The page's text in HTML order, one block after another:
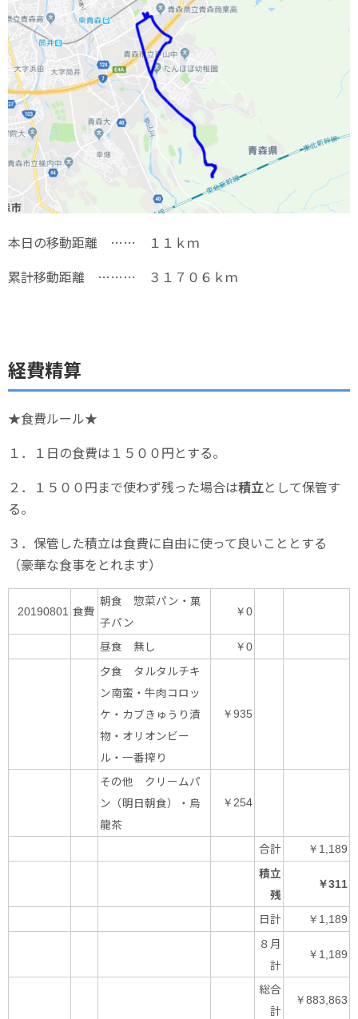
本日の移動距離 …… １１ｋｍ
累計移動距離 ……… ３１７０６ｋｍ
経費精算
★食費ルール★
１．１日の食費は１５００円とする。
２．１５００円まで使わず残った場合は積立として保管す
る。
３．保管した積立は食費に自由に使って良いこととする
（豪華な食事をとれます）
20190801 食費
朝食 惣菜パン・菓
子パン
￥0
昼食 無し ￥0
夕食 タルタルチキ
ン南蛮・牛肉コロッ
ケ・カブきゅうり漬
物・オリオンビー
ル・一番搾り
￥935
その他 クリームパ
ン（明日朝食）・烏
龍茶
￥254
合計 ￥1,189
積立
残
￥311
日計 ￥1,189
８月
計
￥1,189
総合
計
￥883,863